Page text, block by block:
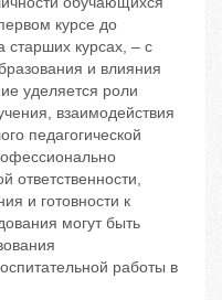
курсе до
старших курсах, – с
и влияния
уделяется роли
взаимодействия
педагогической
ответственности,
и готовности к
могут быть
работы в